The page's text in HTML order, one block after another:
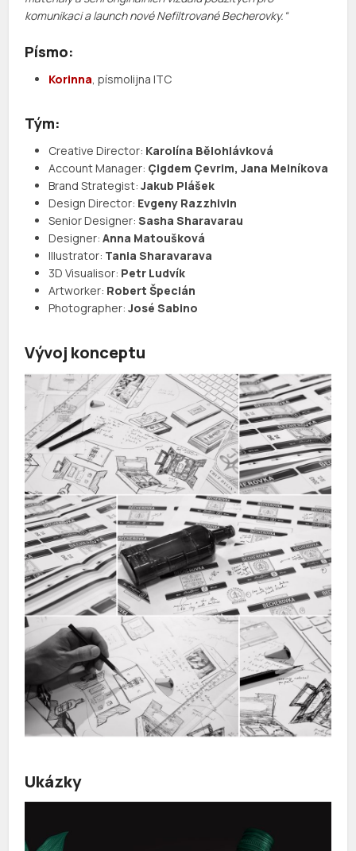
komunikaci a launch nové Nefiltrované Becherovky. “
Písmo:
Korinna, písmolijna ITC
Tým:
Creative Director: Karolína Bělohlávková
Account Manager: Çigdem Çevrim, Jana Melníkova
Brand Strategist:Jakub Plášek
Design Director: Evgeny Razzhivin
Senior Designer:Sasha Sharavarau
Designer:Anna Matoušková
Illustrator: Tania Sharavarava
3D Visualisor: Petr Ludvík
Artworker: Robert Špecián
Photographer:José Sabino
Vývoj konceptu
Ukázky